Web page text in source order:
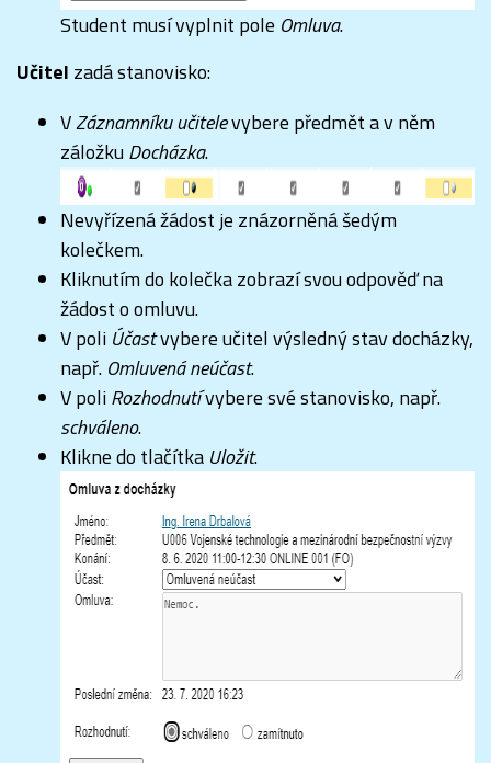
Student musí vyplnit pole Omluva.
Učitel zadá stanovisko:
VZáznamníku učitelevybere předmět a v něm
záložkuDocházka.
Nevyřízená žádost je znázorněná šedým
kolečkem.
Kliknutím do kolečka zobrazí svou odpověď na
žádost o omluvu.
V poli Účastvybere učitel výsledný stav docházky,
např. Omluvená neúčast.
V poliRozhodnutívybere své stanovisko, např.
schváleno.
Klikne do tlačítka Uložit.